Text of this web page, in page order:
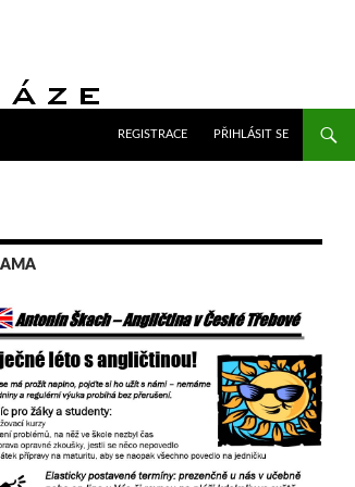
REGISTRACE
PŘIHLÁSIT SE